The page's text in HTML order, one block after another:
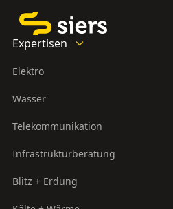
Expertisen
Elektro
Wasser
Telekommunikation
Infrastrukturberatung
Blitz + Erdung